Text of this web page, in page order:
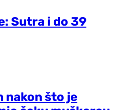
Sutra i do 39
nakon što je